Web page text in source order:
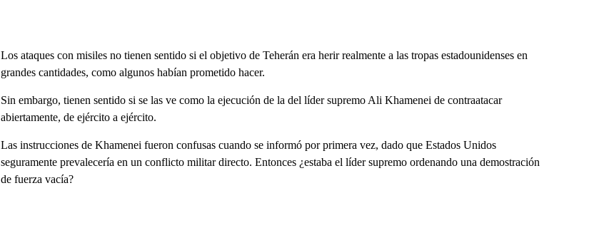
Los ataques con misiles no tienen sentido si el objetivo de Teherán era herir realmente a las tropas estadounidenses en
grandes cantidades, como algunos habían prometido hacer.
Sin embargo, tienen sentido si se las ve como la ejecución de la del líder supremo Ali Khamenei de contraatacar
abiertamente, de ejército a ejército.
Las instrucciones de Khamenei fueron confusas cuando se informó por primera vez, dado que Estados Unidos
seguramente prevalecería en un conflicto militar directo. Entonces ¿estaba el líder supremo ordenando una demostración
de fuerza vacía?